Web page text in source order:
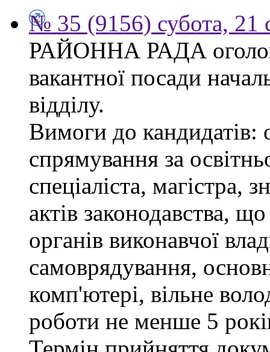
№ 35 (9156) субота, 21
РАЙОННА РАДА
вакантної посади
відділу.
Вимоги до кандидатів:
спрямування за
спеціаліста, магістра,
актів законодавства,
органів виконавчої
самоврядування,
комп'ютері, вільне
роботи не менше 5